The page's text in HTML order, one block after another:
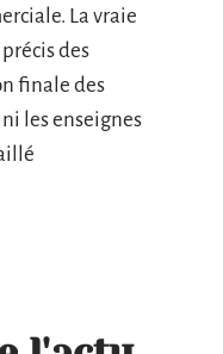
La vraie
des
finale des
les enseignes